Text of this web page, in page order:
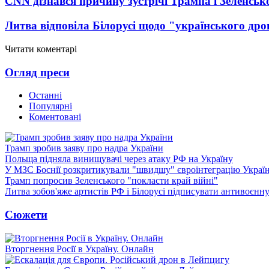
Литва відповіла Білорусі щодо "українського
Читати коментарі
Огляд преси
Останні
Популярні
Коментовані
Трамп зробив заяву про надра України
Польща підняла винищувачі через атаку РФ на Україну
У МЗС Боснії розкритикували "швидшу" євроінтеграцію
Трамп попросив Зеленського "покласти край війні"
Литва зобов'яже артистів РФ і Білорусі підписувати
Сюжети
Вторгнення Росії в Україну. Онлайн